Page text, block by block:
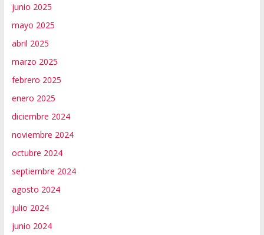
junio 2025
mayo 2025
abril 2025
marzo 2025
febrero 2025
enero 2025
diciembre 2024
noviembre 2024
octubre 2024
septiembre 2024
agosto 2024
julio 2024
junio 2024